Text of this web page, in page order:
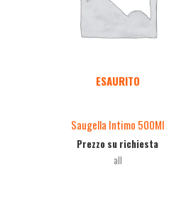
ESAURITO
Saugella Intimo 500Ml
Prezzo su richiesta
all